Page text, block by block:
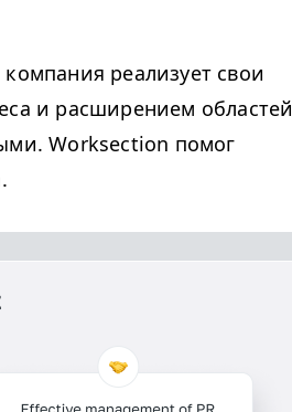
реализует свои
и расширением областей
Worksection помог